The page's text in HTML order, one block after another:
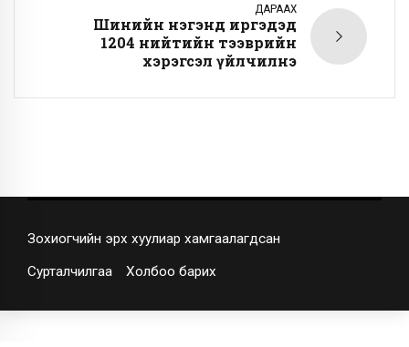
ДАРААХ
Шинийн нэгэнд иргэдэд
1204 нийтийн тээврийн
хэрэгсэл үйлчилнэ
Зохиогчийн эрх хуулиар хамгаалагдсан
Сурталчилгаа Холбоо барих